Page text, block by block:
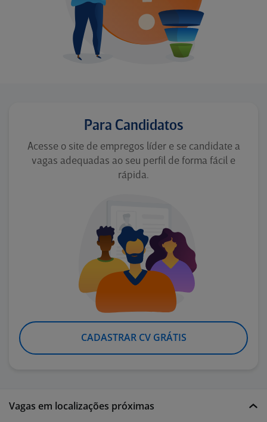
Para Candidatos
Acesse o site de empregos líder e se candidate a
vagas adequadas ao seu perfil de forma fácil e
rápida.
CADASTRAR CV GRÁTIS
Vagas em localizações próximas